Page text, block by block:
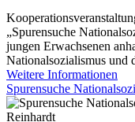
„Spurensuche
jungen Erwachsenen
Nationalsozialismus und
Weitere Informationen
Spurensuche